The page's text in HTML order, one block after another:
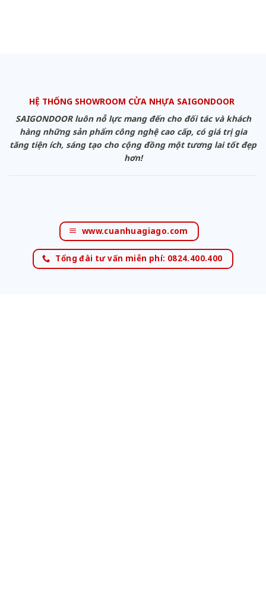
HỆ THỐNG SHOWROOM CỬA NHỰA SAIGONDOOR
SAIGONDOOR luôn nỗ lực mang đến cho đối tác và khách
hàng những sản phẩm công nghệ cao cấp, có giá trị gia
tăng tiện ích, sáng tạo cho cộng đồng một tương lai tốt đẹp
hơn!
www.cuanhuagiago.com
Tổng đài tư vấn miễn phí: 0824.400.400